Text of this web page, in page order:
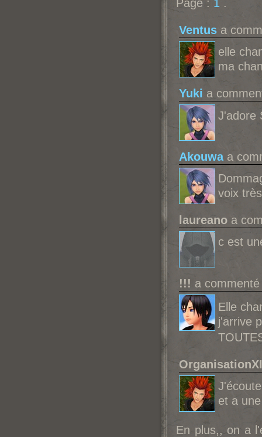
Page : 1 .
Ventus a
elle
ma
Yuki a
J'adore
Akouwaa
voix
laureano a
c est
!!! a
Elle
j'arrive
et a
En plus,, on a